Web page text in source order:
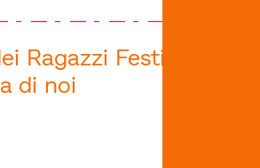
Ragazzi Festival - la
di noi